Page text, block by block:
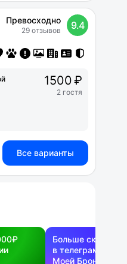
Превосходно
29 отзывов 9.4
1500 ₽
2 гостя
Все варианты
Больше скидок —
в телеграм-канале
Моей Брони